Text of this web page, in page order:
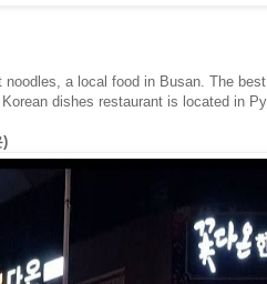
noodles, a local food in Busan. The
dishes restaurant is located in
)